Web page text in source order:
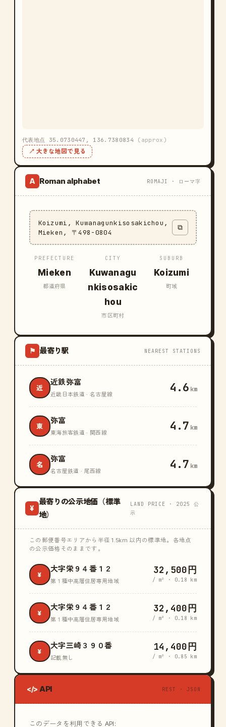
代表地点 35.0730447, 136.7380834 (approx)
↗ 大きな地図で見る
A Roman alphabet ROMAJI · ローマ字
Koizumi, Kuwanagunkisosakichou,
Mieken, 〒498-0804
⧉
PREFECTURE
Mieken
都道府県
CITY
Kuwanagu
nkisosakic
hou
市区町村
SUBURB
Koizumi
町域
⚑ 最寄り駅 NEAREST STATIONS
近
近鉄弥富
近畿日本鉄道 · 名古屋線 4.6 km
東
弥富
東海旅客鉄道 · 関西線 4.7 km
名
弥富
名古屋鉄道 · 尾西線 4.7 km
¥
最寄りの公示地価（標準
地）
LAND PRICE · 2025 公
示
この郵便番号エリアから半径 1.5km 以内の標準地。各地点
の公示価格そのままです。
¥
大字栄９４番１２
第１種中高層住居専用地域
32,500円
/ m² · 0.18 km
¥
大字栄９４番１２
第１種中高層住居専用地域
32,400円
/ m² · 0.18 km
¥
大字三崎３９０番
記載無し
14,400円
/ m² · 0.85 km
</> API REST · JSON
このデータを利用できる API: